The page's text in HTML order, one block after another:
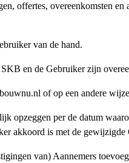
offertes, overeenkomsten
van de hand.
en de Gebruiker zijn
of op een andere
per de datum
akkoord is met de gewijzigde
van) Aannemers